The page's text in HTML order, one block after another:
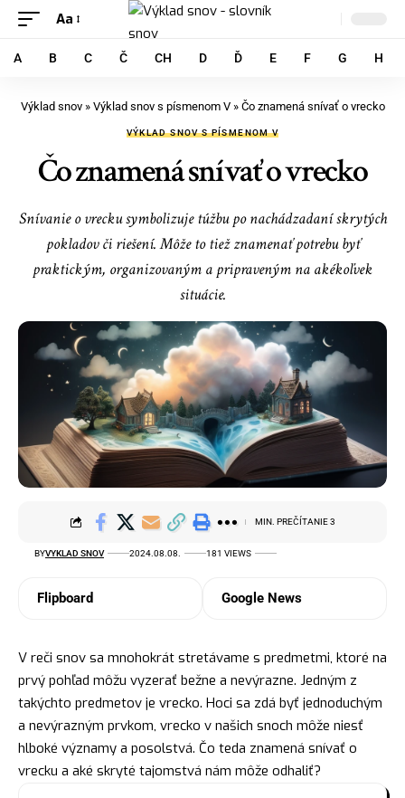
Aa
A B C Č CH D Ď E F G H
Výklad snov» Výklad snov s písmenom V» Čo znamená snívať o vrecko
VÝKLAD SNOV S PÍSMENOM V
Čo znamená snívať o vrecko
Snívanie o vrecku symbolizuje túžbu po nachádzadaní skrytých
pokladov či riešení. Môže to tiež znamenať potrebu byť
praktickým, organizovaným a pripraveným na akékoľvek
situácie.
BYVYKLAD SNOV 2024.08.08. 181 VIEWS
MIN. PREČÍTANIE 3
Flipboard Google News
V reči snov sa mnohokrát stretávame s predmetmi, ktoré na
prvý pohľad môžu vyzerať bežne a nevýrazne. Jedným z
takýchto predmetov je vrecko. Hoci sa zdá byť jednoduchým
a nevýrazným prvkom, vrecko v našich snoch môže niesť
hlboké významy a posolstvá. Čo teda znamená snívať o
vrecku a aké skryté tajomstvá nám môže odhaliť?